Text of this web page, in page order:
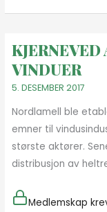
VINDUER
5. DESEMBER 2017
Nordlamell ble
emner til
største aktører.
distribusjon av
Medlemskap
KJERNEVED
AV
SIBIRSK
I
VINDUER